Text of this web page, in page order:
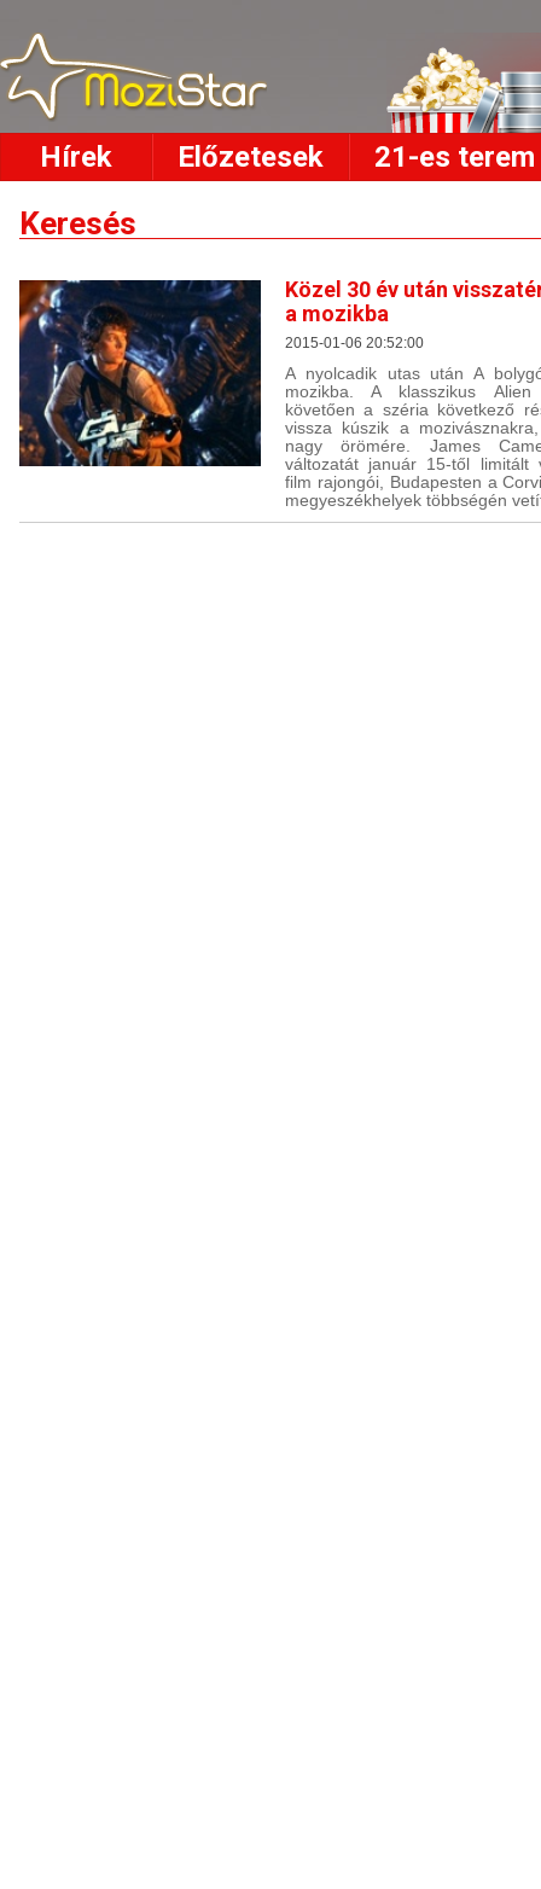
Hírek Előzetesek 21-es terem
Keresés
Közel 30 év után
a mozikba
2015-01-06 20:52:00
A nyolcadik utas után A
mozikba. A klasszikus Alien
követően a széria következő
vissza kúszik a
nagy örömére. James
változatát január 15-től limitált
film rajongói, Budapesten a
megyeszékhelyek többségén